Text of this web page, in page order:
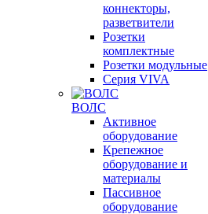
коннекторы,
разветвители
Розетки
комплектные
Розетки модульные
Серия VIVA
ВОЛС
Активное
оборудование
Крепежное
оборудование и
материалы
Пассивное
оборудование